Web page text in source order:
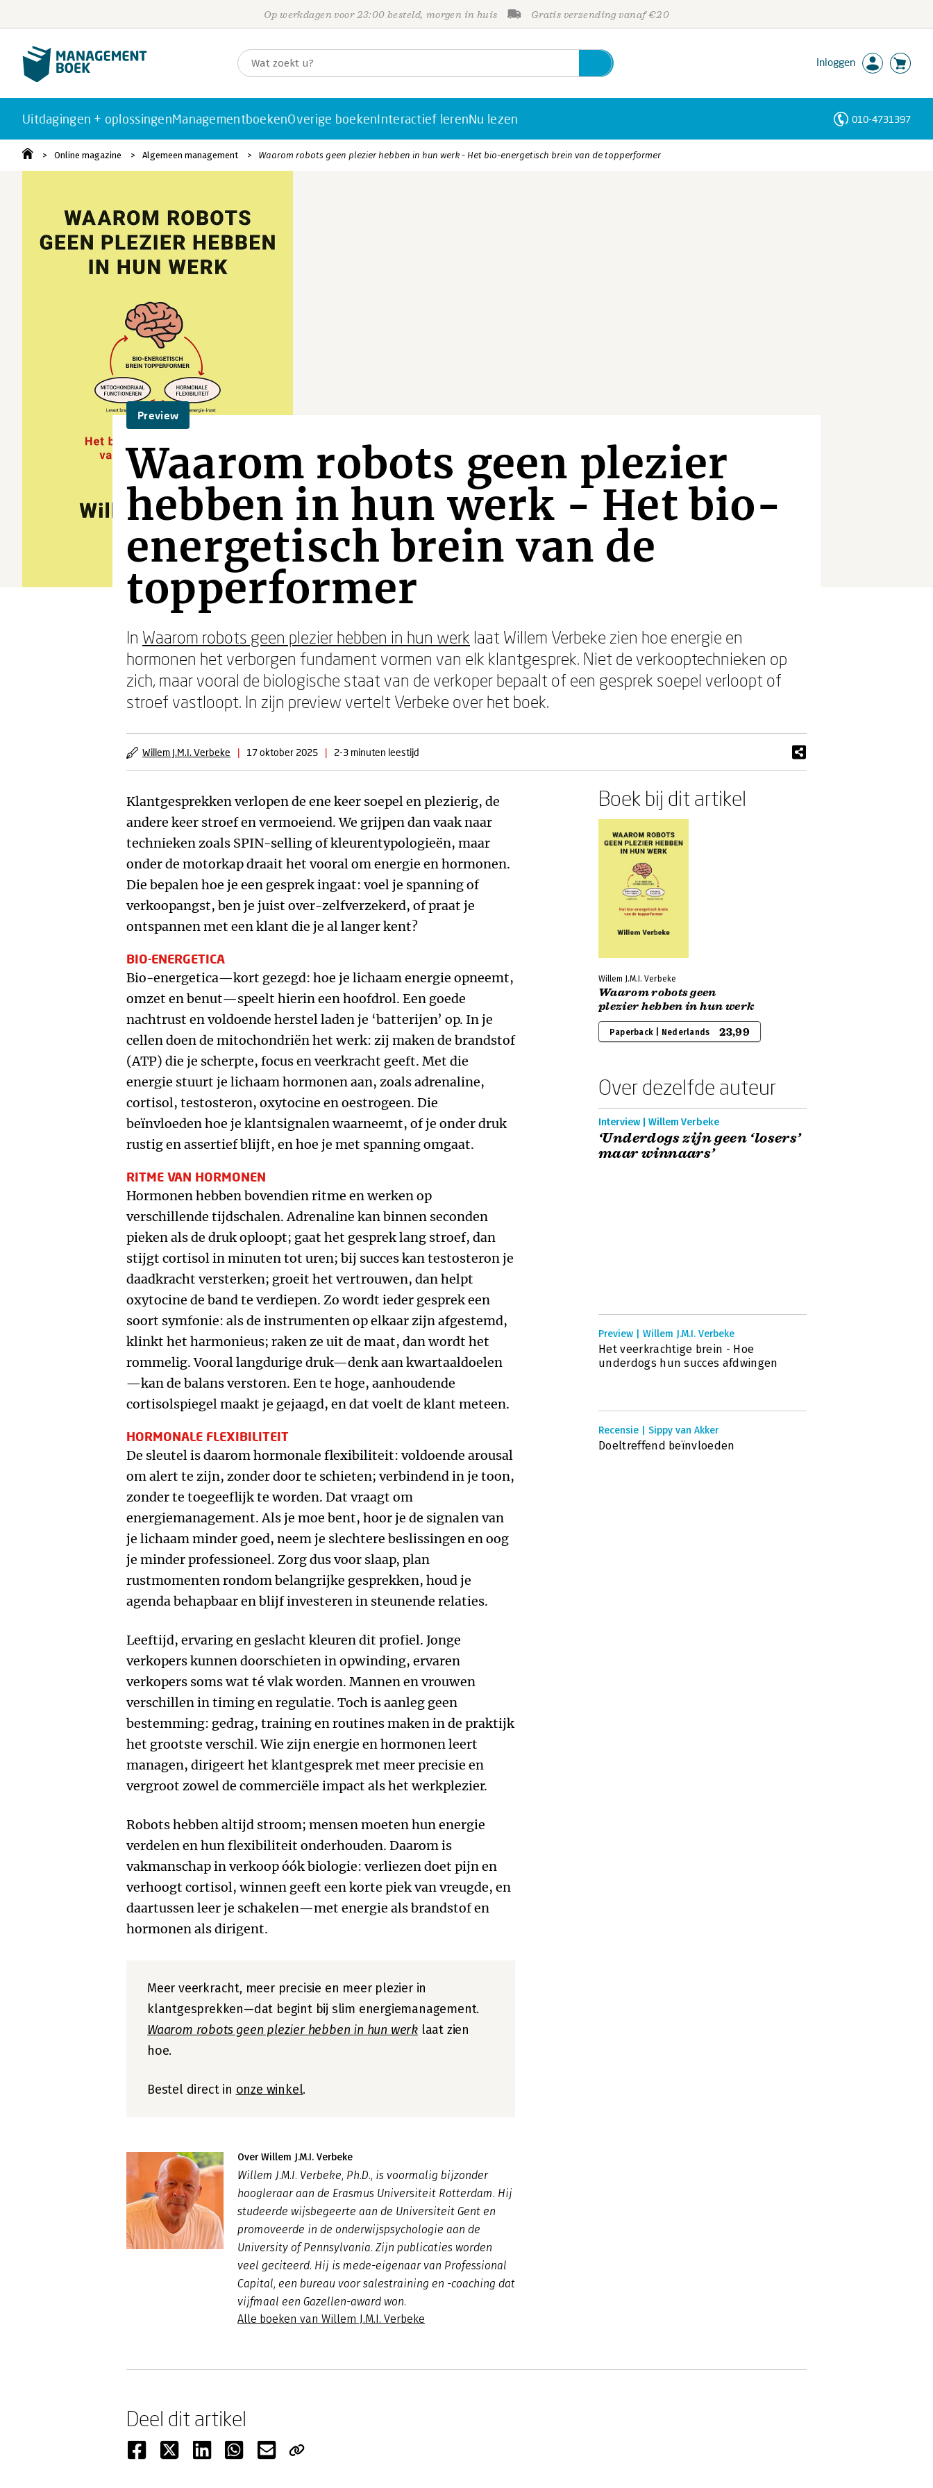
Op werkdagen voor 23:00 besteld, morgen in huis Gratis verzending vanaf €20
Inloggen
Uitdagingen + oplossingenManagementboekenOverige boekenInteractief lerenNu lezen 010-4731397
Online magazine Algemeen management Waarom robots geen plezier hebben in hun werk - Het bio-energetisch brein van de topperformer
Preview
Waarom robots geen plezier
hebben in hun werk - Het bio-
energetisch brein van de
topperformer
In Waarom robots geen plezier hebben in hun werk laat Willem Verbeke zien hoe energie en
hormonen het verborgen fundament vormen van elk klantgesprek. Niet de verkooptechnieken op
zich, maar vooral de biologische staat van de verkoper bepaalt of een gesprek soepel verloopt of
stroef vastloopt. In zijn preview vertelt Verbeke over het boek.
Willem J.M.I. Verbeke | 17 oktober 2025 | 2-3 minuten leestijd
Klantgesprekken verlopen de ene keer soepel en plezierig, de
andere keer stroef en vermoeiend. We grijpen dan vaak naar
technieken zoals SPIN-selling of kleurentypologieën, maar
onder de motorkap draait het vooral om energie en hormonen.
Die bepalen hoe je een gesprek ingaat: voel je spanning of
verkoopangst, ben je juist over-zelfverzekerd, of praat je
ontspannen met een klant die je al langer kent?
BIO-ENERGETICA
Bio-energetica—kort gezegd: hoe je lichaam energie opneemt,
omzet en benut—speelt hierin een hoofdrol. Een goede
nachtrust en voldoende herstel laden je ‘batterijen’ op. In je
cellen doen de mitochondriën het werk: zij maken de brandstof
(ATP) die je scherpte, focus en veerkracht geeft. Met die
energie stuurt je lichaam hormonen aan, zoals adrenaline,
cortisol, testosteron, oxytocine en oestrogeen. Die
beïnvloeden hoe je klantsignalen waarneemt, of je onder druk
rustig en assertief blijft, en hoe je met spanning omgaat.
RITME VAN HORMONEN
Hormonen hebben bovendien ritme en werken op
verschillende tijdschalen. Adrenaline kan binnen seconden
pieken als de druk oploopt; gaat het gesprek lang stroef, dan
stijgt cortisol in minuten tot uren; bij succes kan testosteron je
daadkracht versterken; groeit het vertrouwen, dan helpt
oxytocine de band te verdiepen. Zo wordt ieder gesprek een
soort symfonie: als de instrumenten op elkaar zijn afgestemd,
klinkt het harmonieus; raken ze uit de maat, dan wordt het
rommelig. Vooral langdurige druk—denk aan kwartaaldoelen
—kan de balans verstoren. Een te hoge, aanhoudende
cortisolspiegel maakt je gejaagd, en dat voelt de klant meteen.
HORMONALE FLEXIBILITEIT
De sleutel is daarom hormonale flexibiliteit: voldoende arousal
om alert te zijn, zonder door te schieten; verbindend in je toon,
zonder te toegeeflijk te worden. Dat vraagt om
energiemanagement. Als je moe bent, hoor je de signalen van
je lichaam minder goed, neem je slechtere beslissingen en oog
je minder professioneel. Zorg dus voor slaap, plan
rustmomenten rondom belangrijke gesprekken, houd je
agenda behapbaar en blijf investeren in steunende relaties.
Leeftijd, ervaring en geslacht kleuren dit profiel. Jonge
verkopers kunnen doorschieten in opwinding, ervaren
verkopers soms wat té vlak worden. Mannen en vrouwen
verschillen in timing en regulatie. Toch is aanleg geen
bestemming: gedrag, training en routines maken in de praktijk
het grootste verschil. Wie zijn energie en hormonen leert
managen, dirigeert het klantgesprek met meer precisie en
vergroot zowel de commerciële impact als het werkplezier.
Robots hebben altijd stroom; mensen moeten hun energie
verdelen en hun flexibiliteit onderhouden. Daarom is
vakmanschap in verkoop óók biologie: verliezen doet pijn en
verhoogt cortisol, winnen geeft een korte piek van vreugde, en
daartussen leer je schakelen—met energie als brandstof en
hormonen als dirigent.
Meer veerkracht, meer precisie en meer plezier in
klantgesprekken—dat begint bij slim energiemanagement.
Waarom robots geen plezier hebben in hun werk laat zien
hoe.
Bestel direct in onze winkel.
Over Willem J.M.I. Verbeke
Willem J.M.I. Verbeke, Ph.D., is voormalig bijzonder
hoogleraar aan de Erasmus Universiteit Rotterdam. Hij
studeerde wijsbegeerte aan de Universiteit Gent en
promoveerde in de onderwijspsychologie aan de
University of Pennsylvania. Zijn publicaties worden
veel geciteerd. Hij is mede-eigenaar van Professional
Capital, een bureau voor salestraining en -coaching dat
vijfmaal een Gazellen-award won.
Alle boeken van Willem J.M.I. Verbeke
Boek bij dit artikel
Willem J.M.I. Verbeke
Waarom robots geen
plezier hebben in hun werk
Paperback | Nederlands 23,99
Over dezelfde auteur
Interview | Willem Verbeke
‘Underdogs zijn geen ‘losers’
maar winnaars’
Preview | Willem J.M.I. Verbeke
Het veerkrachtige brein - Hoe
underdogs hun succes afdwingen
Recensie | Sippy van Akker
Doeltreffend beïnvloeden
Deel dit artikel
Personen